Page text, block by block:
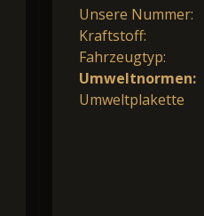
Unsere Nummer:
Kraftstoff:
Fahrzeugtyp:
Umweltnormen:
Umweltplakette